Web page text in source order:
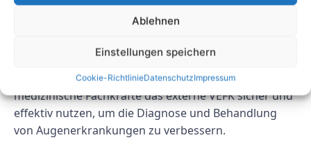
Ablehnen
Einstellungen speichern
Cookie-RichtlinieDatenschutzImpressum
visuellen Systems liefert und gleichzeitig das Risiko
elektrischer Gefahren minimiert. Durch die
die Durchführung regelmäßiger Wartungsarbeiten
und die Einhaltung der Herstellerrichtlinien können
medizinische Fachkräfte das externe VEFK sicher und
effektiv nutzen, um die Diagnose und Behandlung
von Augenerkrankungen zu verbessern.